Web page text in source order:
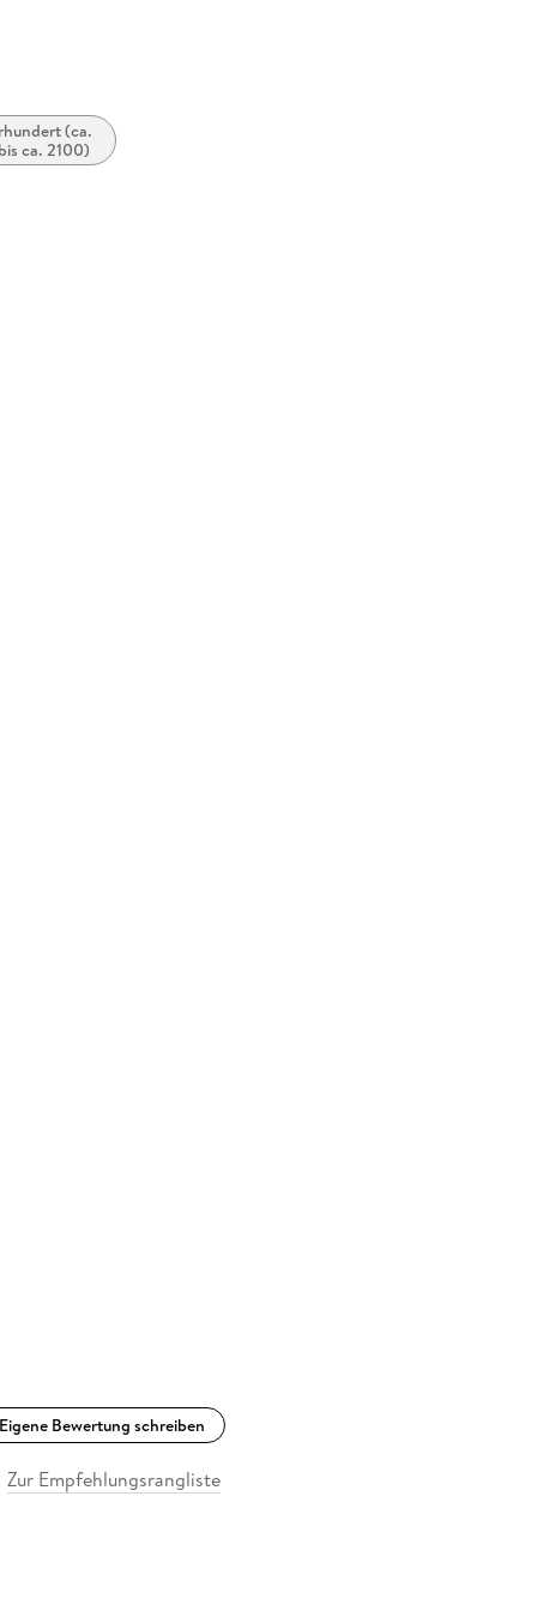
(ca.
ca. 2100)
Eigene Bewertung schreiben
Zur Empfehlungsrangliste